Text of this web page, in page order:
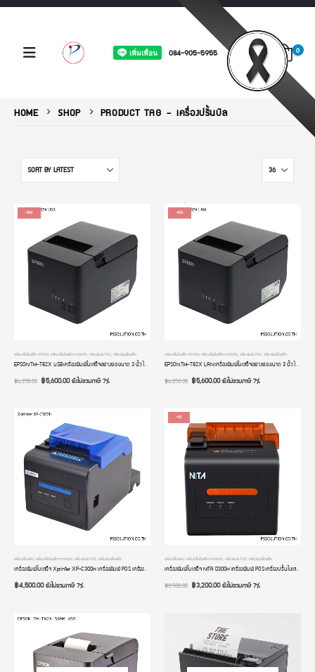
084-905-5955 0
HOME SHOP PRODUCT TAG -เครื่องปริ้นบิล
-10%
เครื่องปริ้นใบเสร็จ EPSON เครื่องปริ้นใบเสร็จจากมือถือ เครื่องพิมพ์ POS เครื่องพิมพ์ใบเสร็จ
EPSON TM-T82X USB เครื่องพิมพ์ใบเสร็จอย่างย่อ ขนาด 3 นิ้ว ไม่ใช้หมึก POS Printer
฿6,250.00 ฿5,600.00ยังไม่รวมภาษี 7%
-10%
เครื่องปริ้นใบเสร็จ EPSON เครื่องปริ้นใบเสร็จจากมือถือ เครื่องพิมพ์ POS เครื่องพิมพ์ใบเสร็จ
EPSON TM-T82X LAN เครื่องพิมพ์ใบเสร็จอย่างย่อ ขนาด 3 นิ้ว ไม่ใช้หมึก POS Printer
฿6,250.00 ฿5,600.00ยังไม่รวมภาษี 7%
เครื่องปริ้นสลิป เครื่องปริ้นใบเสร็จจากมือถือ เครื่องพิมพ์ POS เครื่องพิมพ์ใบเสร็จ
เครื่องพิมพ์ใบเสร็จ Xprinter XP-C300H เครื่องพิมพ์ POS เครื่องปริ้นใบเสร็จ ขนาด 80mm/58mm ระบบความร้อน USB+LAN+RS232 มีไฟ มีเสียงแจ้งเตือน
฿4,500.00ยังไม่รวมภาษี 7%
-9%
เครื่องปริ้นสลิป เครื่องปริ้นใบเสร็จจากมือถือ เครื่องพิมพ์ POS เครื่องพิมพ์ใบเสร็จ
เครื่องพิมพ์ใบเสร็จ NITA D300H เครื่องพิมพ์ POS เครื่องปริ้นใบเสร็จ ขนาด 3 นิ้ว 2 นิ้ว 80mm 58mm ระบบความร้อน USB+LAN+RS232 มีไฟ มีเสียง
฿3,500.00 ฿3,200.00ยังไม่รวมภาษี 7%